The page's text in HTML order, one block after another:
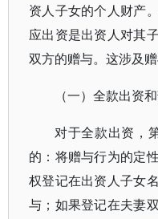
资人子女的个人财产
应出资是出资人对其
双方的赠与。这涉及
（一）全款出资
对于全款出资，
的：将赠与行为的定
权登记在出资人子女
与；如果登记在夫妻